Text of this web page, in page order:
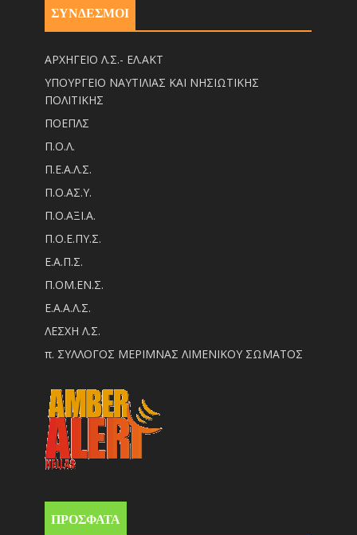
ΣΥΝΔΕΣΜΟΙ
ΑΡΧΗΓΕΙΟ Λ.Σ.- ΕΛ.ΑΚΤ
ΥΠΟΥΡΓΕΙΟ ΝΑΥΤΙΛΙΑΣ ΚΑΙ ΝΗΣΙΩΤΙΚΗΣ
ΠΟΛΙΤΙΚΗΣ
ΠΟΕΠΛΣ
Π.Ο.Λ.
Π.Ε.Α.Λ.Σ.
Π.Ο.ΑΣ.Υ.
Π.Ο.ΑΞΙ.Α.
Π.Ο.Ε.ΠΥ.Σ.
Ε.Α.Π.Σ.
Π.ΟM.EN.Σ.
Ε.Α.Α.Λ.Σ.
ΛΕΣΧΗ Λ.Σ.
π. ΣΥΛΛΟΓΟΣ ΜΕΡΙΜΝΑΣ ΛΙΜΕΝΙΚΟΥ ΣΩΜΑΤΟΣ
ΠΡΟΣΦΑΤΑ